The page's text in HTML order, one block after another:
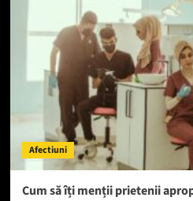
Afectiuni
Cum să îți menții prietenii